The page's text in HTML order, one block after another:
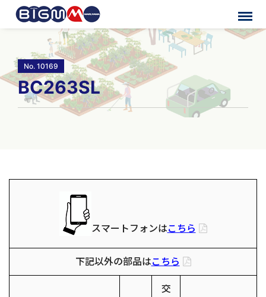
No. 10169
BC263SL
スマートフォンはこちら
下記以外の部品はこちら
交